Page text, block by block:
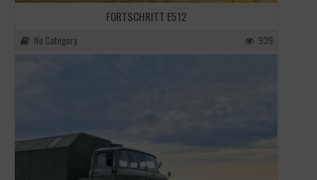
FORTSCHRITT E512
No Category 939